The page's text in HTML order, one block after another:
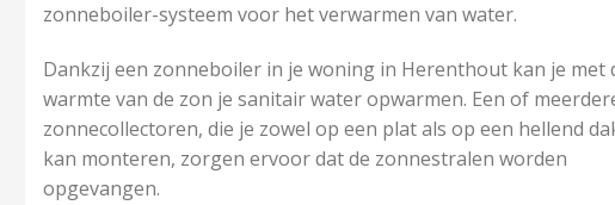
zonneboiler-systeem voor het verwarmen van water.
Dankzij een zonneboiler in je woning in Herenthout kan je met
warmte van de zon je sanitair water opwarmen. Een of
zonnecollectoren, die je zowel op een plat als op een hellend
kan monteren, zorgen ervoor dat de zonnestralen worden
opgevangen.